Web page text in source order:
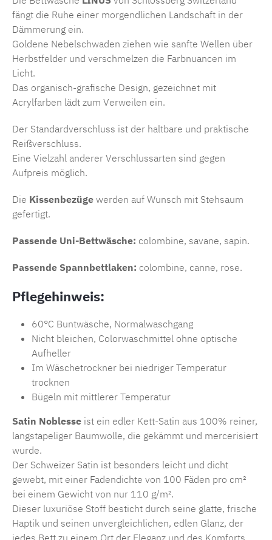
fängt die Ruhe einer morgendlichen Landschaft in der
Dämmerung ein.
Goldene Nebelschwaden ziehen wie sanfte Wellen über
Herbstfelder und verschmelzen die Farbnuancen im
Licht.
Das organisch-grafische Design, gezeichnet mit
Acrylfarben lädt zum Verweilen ein.
Der Standardverschluss ist der haltbare und praktische
Reißverschluss.
Eine Vielzahl anderer Verschlussarten sind gegen
Aufpreis möglich.
Die Kissenbezüge werden auf Wunsch mit Stehsaum
gefertigt.
Passende Uni-Bettwäsche: colombine, savane, sapin.
Passende Spannbettlaken: colombine, canne, rose.
Pflegehinweis:
60°C Buntwäsche, Normalwaschgang
Nicht bleichen, Colorwaschmittel ohne optische
Aufheller
Im Wäschetrockner bei niedriger Temperatur
trocknen
Bügeln mit mittlerer Temperatur
Satin Noblesse ist ein edler Kett-Satin aus 100% reiner,
langstapeliger Baumwolle, die gekämmt und mercerisiert
wurde.
Der Schweizer Satin ist besonders leicht und dicht
gewebt, mit einer Fadendichte von 100 Fäden pro cm²
bei einem Gewicht von nur 110 g/m².
Dieser luxuriöse Stoff besticht durch seine glatte, frische
Haptik und seinen unvergleichlichen, edlen Glanz, der